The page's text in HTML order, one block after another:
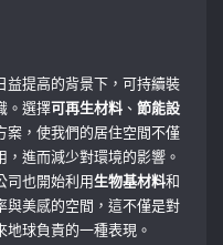
益提高的背景下，可持續裝
。選擇可再生材料 、節能設
案，使我們的居住空間不僅
進而減少對環境的影響。
司也開始利用生物基材料和
與美感的空間，這不僅是對
球負責的一種表現。